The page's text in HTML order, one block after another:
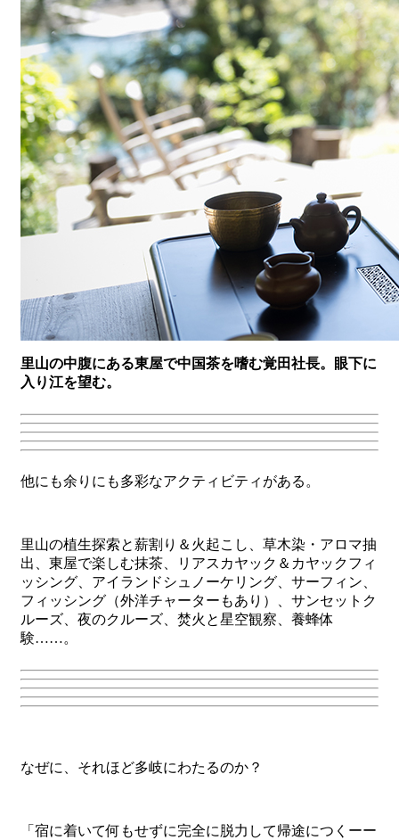
里山の中腹にある東屋で中国茶を嗜む覚田社長。眼下に
入り江を望む。
他にも余りにも多彩なアクティビティがある。
里山の植生探索と薪割り＆火起こし、草木染・アロマ抽
出、東屋で楽しむ抹茶、リアスカヤック＆カヤックフィ
ッシング、アイランドシュノーケリング、サーフィン、
フィッシング（外洋チャーターもあり）、サンセットク
ルーズ、夜のクルーズ、焚火と星空観察、養蜂体
験……。
なぜに、それほど多岐にわたるのか？
「宿に着いて何もせずに完全に脱力して帰途につくーー